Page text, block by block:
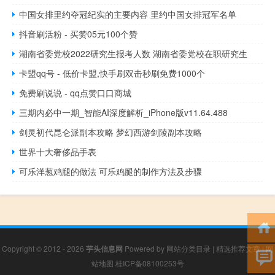
中国女排里约夺冠纪实的主要内容 里约中国女排冠军名单
抖音刷活粉 - 买赞05元100个赞
湖南省委党校2022研究生报考人数 湖南省委党校在职研究生
卡盟qq号 - 低价卡盟,快手刷双击秒刷免费1000个
免费刷说说 - qq点赞口口商城
三期内必中一期_智能AI深度解析_iPhone版v11.64.488
剑灵初代昆仑派副本攻略 梦幻西游剑陵副本攻略
世界十大奢侈品手表
可乐洋葱鸡腿的做法 可乐鸡腿的制作方法及步骤
Copyright © 2012 - 2026 芋头信息网 Powered by 网站分类目录 | 精选推荐文章|网
站地图 桂ICP备08100253号